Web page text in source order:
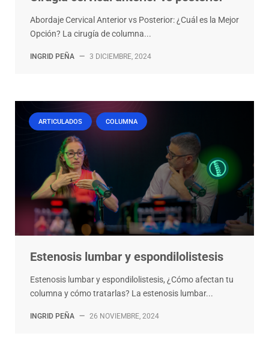
Abordaje Cervical Anterior vs Posterior: ¿Cuál es la Mejor
Opción? La cirugía de columna...
INGRID PEÑA — 3 DICIEMBRE, 2024
ARTICULADOS COLUMNA
Estenosis lumbar y espondilolistesis
Estenosis lumbar y espondilolistesis, ¿Cómo afectan tu
columna y cómo tratarlas? La estenosis lumbar...
INGRID PEÑA — 26 NOVIEMBRE, 2024